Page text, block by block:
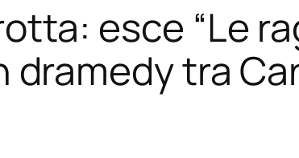
esce “Le
dramedy tra